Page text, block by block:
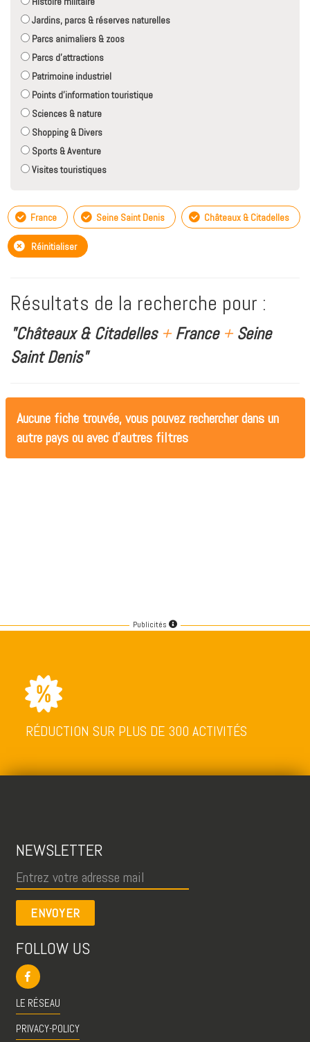
Jardins, parcs & réserves naturelles
Parcs animaliers & zoos
Parcs d'attractions
Patrimoine industriel
Points d'information touristique
Sciences & nature
Shopping & Divers
Sports & Aventure
Visites touristiques
France Seine Saint Denis Châteaux & Citadelles
Réinitialiser
Résultats de la recherche pour :
"Châteaux & Citadelles +France +Seine
Saint Denis"
Aucune fiche trouvée, vous pouvez rechercher dans un
autre pays ou avec d'autres filtres
Publicités
RÉDUCTION SUR PLUS DE 300 ACTIVITÉS
NEWSLETTER
ENVOYER
FOLLOW US
LE RÉSEAU
PRIVACY-POLICY